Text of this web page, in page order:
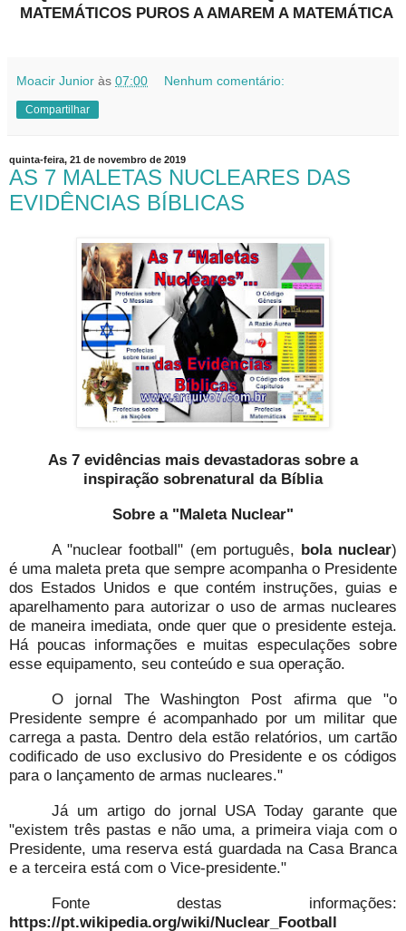
MATEMÁTICOS PUROS A AMAREM A MATEMÁTICA
Moacir Junior às 07:00 Nenhum comentário:
Compartilhar
quinta-feira, 21 de novembro de 2019
AS 7 MALETAS NUCLEARES DAS
EVIDÊNCIAS BÍBLICAS
As 7 evidências mais devastadoras sobre a
inspiração sobrenatural da Bíblia
Sobre a "Maleta Nuclear"
A "nuclear football" (em português, bola nuclear)
é uma maleta preta que sempre acompanha o Presidente
dos Estados Unidos e que contém instruções, guias e
aparelhamento para autorizar o uso de armas nucleares
de maneira imediata, onde quer que o presidente esteja.
Há poucas informações e muitas especulações sobre
esse equipamento, seu conteúdo e sua operação.
O jornal The Washington Post afirma que "o
Presidente sempre é acompanhado por um militar que
carrega a pasta. Dentro dela estão relatórios, um cartão
codificado de uso exclusivo do Presidente e os códigos
para o lançamento de armas nucleares."
Já um artigo do jornal USA Today garante que
"existem três pastas e não uma, a primeira viaja com o
Presidente, uma reserva está guardada na Casa Branca
e a terceira está com o Vice-presidente."
Fonte destas informações:
https://pt.wikipedia.org/wiki/Nuclear_Football